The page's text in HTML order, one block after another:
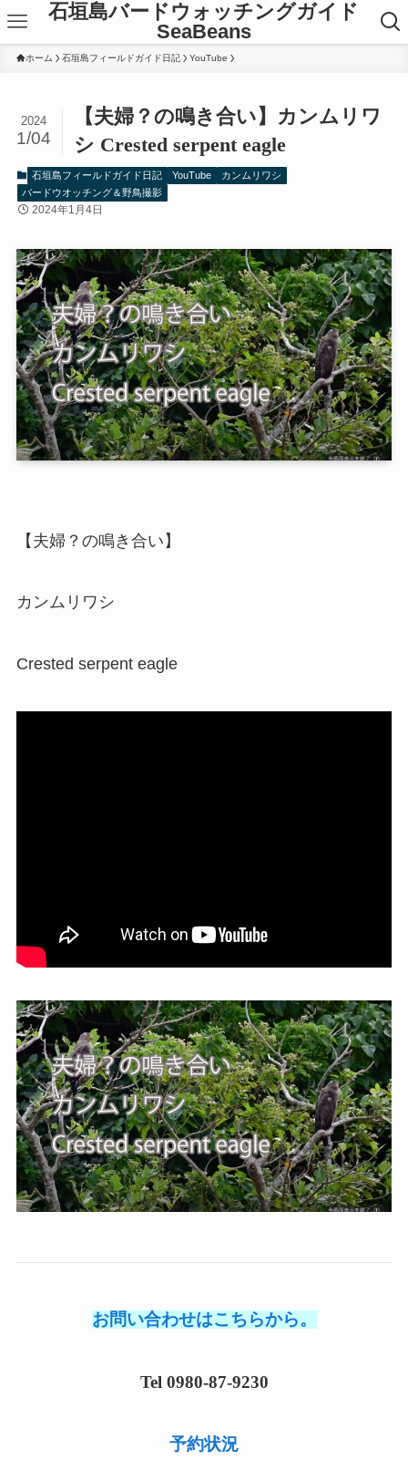
石垣島バードウォッチングガイド
SeaBeans
ホーム 石垣島フィールドガイド日記 YouTube
【夫婦？の鳴き合い】カンムリワ
シ Crested serpent eagle
2024
1/04
石垣島フィールドガイド日記 YouTube
カンムリワシ
バードウオッチング＆野鳥撮影
2024年1月4日
【夫婦？の鳴き合い】
カンムリワシ
Crested serpent eagle
お問い合わせはこちらから。
Tel 0980-87-9230
予約状況